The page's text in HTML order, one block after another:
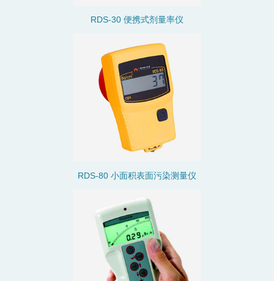
RDS-30 便携式剂量率仪
RDS-80 小面积表面污染测量仪